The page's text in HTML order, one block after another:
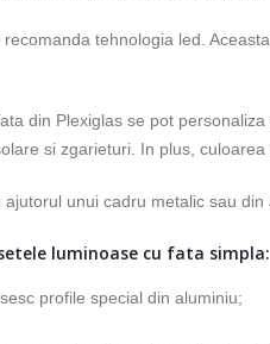
tehnologia led.
din Plexiglas se pot
si zgarieturi. In plus,
unui cadru metalic sau
luminoase cu fata simpla:
profile special din aluminiu;